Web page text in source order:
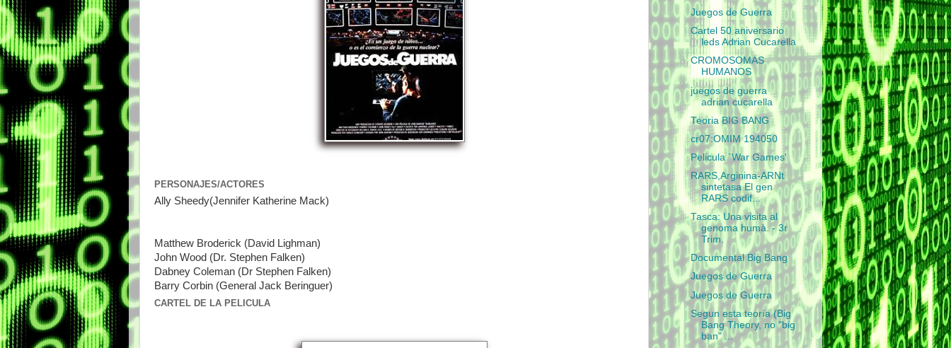
PERSONAJES/ACTORES
Ally Sheedy(Jennifer Katherine Mack)
Matthew Broderick (David Lighman)
John Wood (Dr. Stephen Falken)
Dabney Coleman (Dr Stephen Falken)
Barry Corbin (General Jack Beringuer)
CARTEL DE LA PELICULA
Juegos de Guerra
Cartel 50 aniversario
leds Adrian Cucarella
CROMOSOMAS
HUMANOS
juegos de guerra
adrian cucarella
Teoria BIG BANG
cr07:OMIM 194050
Pelicula `War Games'
RARS,Arginina-ARNt
sintetasa El gen
RARS codif...
Tasca: Una visita al
genoma humà. - 3r
Trim.
Documental Big Bang
Juegos de Guerra
Juegos de Guerra
Segun esta teoría (Big
Bang Theory, no "big
ban" ...